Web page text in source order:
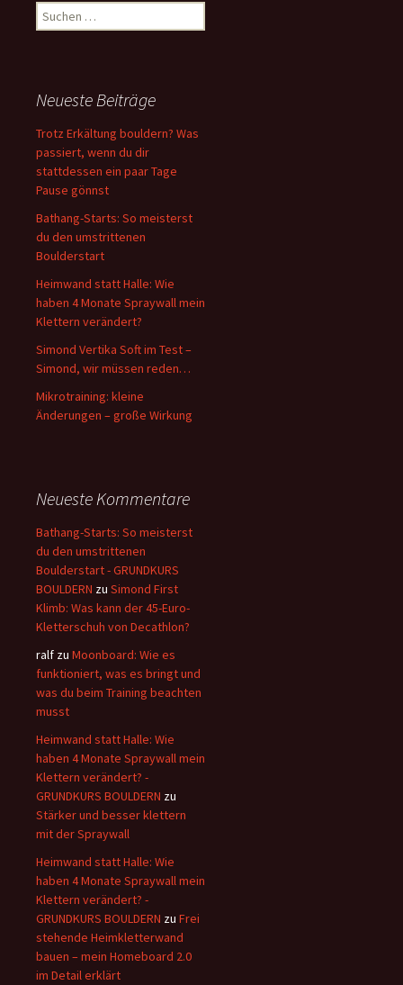
Suchen
nach:
Neueste Beiträge
Trotz Erkältung bouldern? Was
passiert, wenn du dir
stattdessen ein paar Tage
Pause gönnst
Bathang-Starts: So meisterst
du den umstrittenen
Boulderstart
Heimwand statt Halle: Wie
haben 4 Monate Spraywall mein
Klettern verändert?
Simond Vertika Soft im Test –
Simond, wir müssen reden…
Mikrotraining: kleine
Änderungen – große Wirkung
Neueste Kommentare
Bathang-Starts: So meisterst
du den umstrittenen
Boulderstart - GRUNDKURS
BOULDERN zu Simond First
Klimb: Was kann der 45-Euro-
Kletterschuh von Decathlon?
ralf zu Moonboard: Wie es
funktioniert, was es bringt und
was du beim Training beachten
musst
Heimwand statt Halle: Wie
haben 4 Monate Spraywall mein
Klettern verändert? -
GRUNDKURS BOULDERN zu
Stärker und besser klettern
mit der Spraywall
Heimwand statt Halle: Wie
haben 4 Monate Spraywall mein
Klettern verändert? -
GRUNDKURS BOULDERN zu Frei
stehende Heimkletterwand
bauen – mein Homeboard 2.0
im Detail erklärt